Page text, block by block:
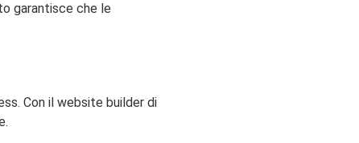
garantisce che le
Con il website builder di